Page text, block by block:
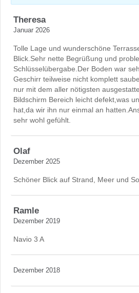
Theresa
Januar 2026
Tolle Lage und wunderschöne
Blick.Sehr nette Begrüßung und
Schlüsselübergabe.Der Boden war
Geschirr teilweise nicht komplett
nur mit dem aller nötigsten
Bildschirm Bereich leicht defekt,was
hat,da wir ihn nur einmal an
sehr wohl gefühlt.
Olaf
Dezember 2025
Schöner Blick auf Strand, Meer und
Ramle
Dezember 2019
Navio 3 A
Dezember 2018